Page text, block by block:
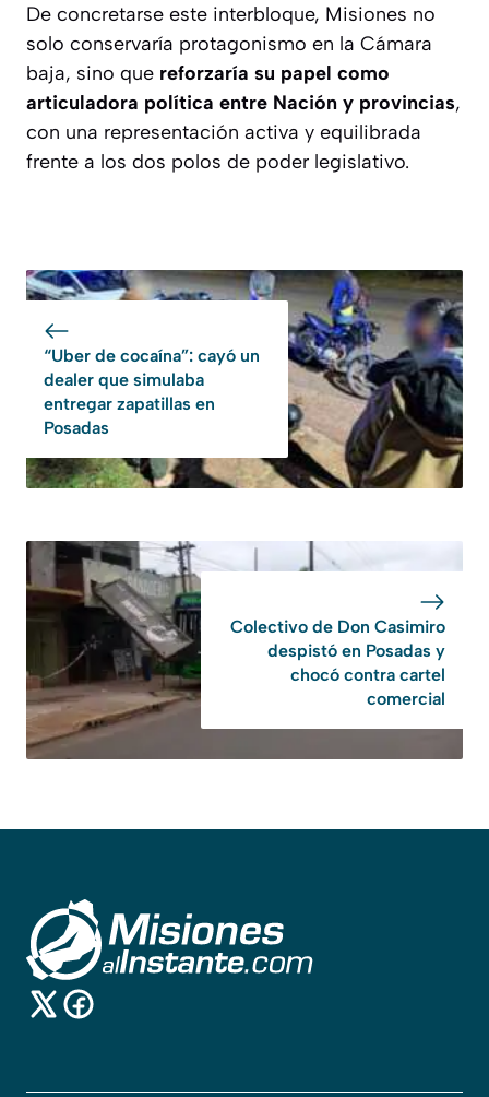
De concretarse este interbloque, Misiones no
solo conservaría protagonismo en la Cámara
baja, sino que reforzaría su papel como
articuladora política entre Nación y provincias,
con una representación activa y equilibrada
frente a los dos polos de poder legislativo.
“Uber de cocaína”: cayó un
dealer que simulaba
entregar zapatillas en
Posadas
Colectivo de Don Casimiro
despistó en Posadas y
chocó contra cartel
comercial